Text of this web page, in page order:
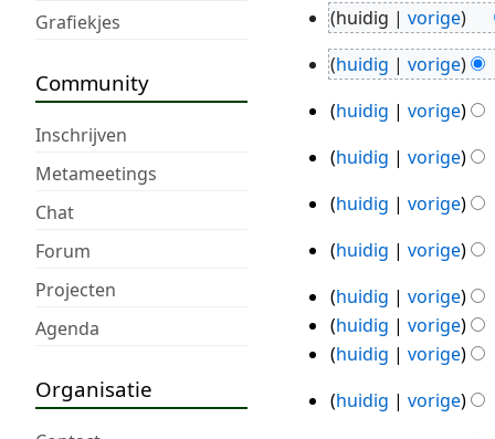
Grafiekjes
Community
Inschrijven
Metameetings
Chat
Forum
Projecten
Agenda
Organisatie
7
aug
2026
huidig vorige
14
mei
huidig vorige
e
n
b
w
r
k
i
g
16
apr
huidig vorige
26
feb
huidig vorige
5
jan
huidig vorige
29
jul
2025
huidig vorige
9
jun
2025
huidig vorige
G
e
n
huidig vorige
huidig
vorige
4
huidig vorige